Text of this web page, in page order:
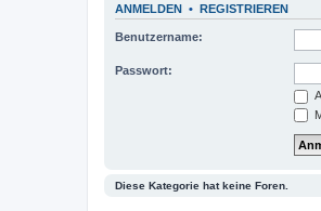
ANMELDEN • REGISTRIEREN
Benutzername:
Passwort:
Diese Kategorie hat keine Foren.